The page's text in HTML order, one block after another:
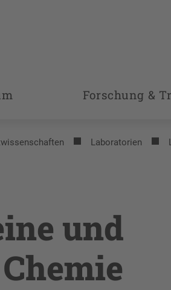
Forschung &
Laboratorien
und